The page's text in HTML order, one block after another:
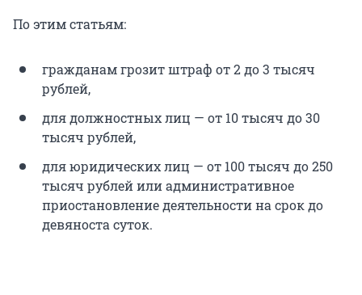
По этим статьям:
гражданам грозит штраф от 2 до 3 тысяч
рублей,
для должностных лиц — от 10 тысяч до 30
тысяч рублей,
для юридических лиц — от 100 тысяч до 250
тысяч рублей или административное
приостановление деятельности на срок до
девяноста суток.